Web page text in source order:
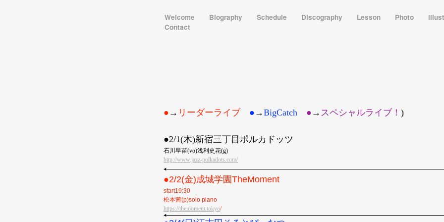
Welcome Biography Schedule Discography Lesson Photo
Contact
● → リーダーライブ ● →BigCatch ●︎ → スペシャルライブ！ )
●︎2/1(木)新宿三丁目ポルカドッツ
石川早苗(vo)浅利史花(g)
http://www.jazz-polkadots.com/
●2/2(金)成城学園TheMoment
start19:30
松本茜(p)solo piano
https://themoment.tokyo/